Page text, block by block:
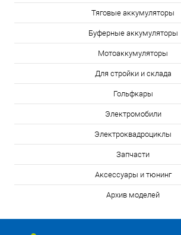
Тяговые аккумуляторы
Буферные аккумуляторы
Мотоаккумуляторы
Для стройки и склада
Гольфкары
Электромобили
Электроквадроциклы
Запчасти
Аксессуары и тюнинг
Архив моделей